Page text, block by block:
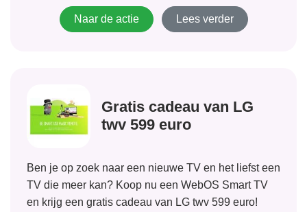
handig, zo kan...Naar de actie Lees verder
Gratis cadeau van LG
twv 599 euro
Ben je op zoek naar een nieuwe TV en het liefst een
TV die meer kan? Koop nu een WebOS Smart TV
en krijg een gratis cadeau van LG twv 599 euro!